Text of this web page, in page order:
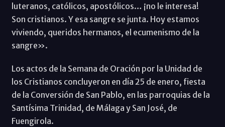
luteranos, católicos, apostólicos… ¡no le interesa!
Son cristianos. Y esa sangre se junta. Hoy estamos
viviendo, queridos hermanos, el ecumenismo de la
sangre».
Los actos de la Semana de Oración por la Unidad de
los Cristianos concluyeron en día 25 de enero, fiesta
de la Conversión de San Pablo, en las parroquias de la
Santísima Trinidad, de Málaga y San José, de
Fuengirola.